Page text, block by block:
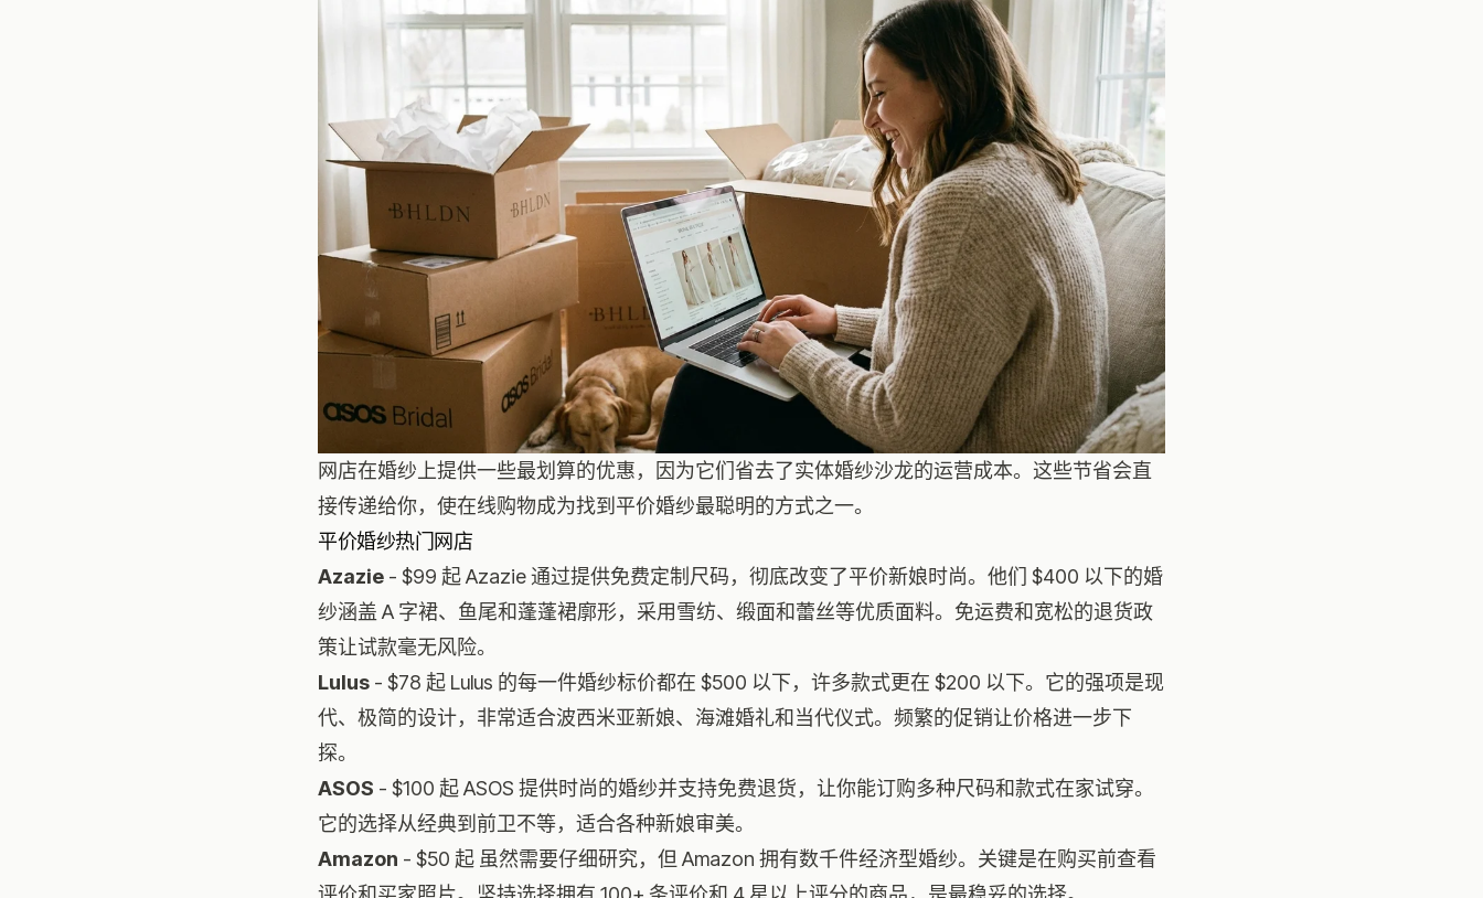
网店在婚纱上提供一些最划算的优惠，因为它们省去了实体婚纱沙龙的运营成本。这些节省会直
接传递给你，使在线购物成为找到平价婚纱最聪明的方式之一。
平价婚纱热门网店
Azazie - $99 起 Azazie 通过提供免费定制尺码，彻底改变了平价新娘时尚。他们 $400 以下的婚
纱涵盖 A 字裙、鱼尾和蓬蓬裙廓形，采用雪纺、缎面和蕾丝等优质面料。免运费和宽松的退货政
策让试款毫无风险。
Lulus - $78 起 Lulus 的每一件婚纱标价都在 $500 以下，许多款式更在 $200 以下。它的强项是现
代、极简的设计，非常适合波西米亚新娘、海滩婚礼和当代仪式。频繁的促销让价格进一步下
探。
ASOS - $100 起 ASOS 提供时尚的婚纱并支持免费退货，让你能订购多种尺码和款式在家试穿。
它的选择从经典到前卫不等，适合各种新娘审美。
Amazon - $50 起 虽然需要仔细研究，但 Amazon 拥有数千件经济型婚纱。关键是在购买前查看